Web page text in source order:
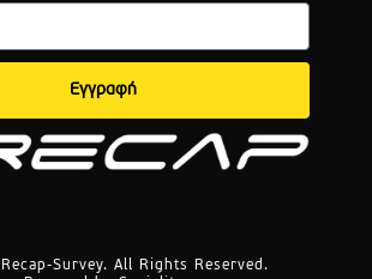
Εγγραφή
Survey. All Rights Reserved.